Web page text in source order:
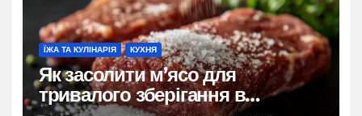
ЇЖА ТА КУЛІНАРІЯ КУХНЯ
Як засолити м’ясо для
тривалого зберігання в